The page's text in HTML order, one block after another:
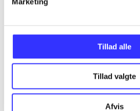
Tillad alle
Tillad valgte
Afvis
...
...